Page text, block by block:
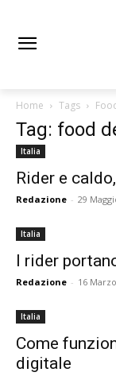
Home Tags
Tag: food
Italia
Rider e
Redazione - 29
Italia
I rider
Redazione - 16
Italia
Come
digitale